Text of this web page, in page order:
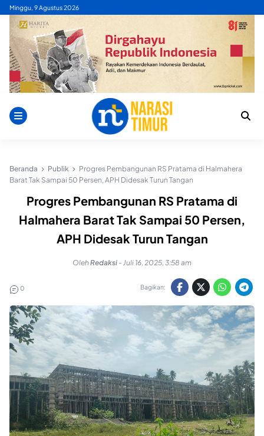
Skip
content
Minggu, 9 Agustus 2026
Beranda Publik
Progres Pembangunan RS Pratama di Halmahera
Barat Tak Sampai 50 Persen, APH Didesak Turun Tangan
Progres Pembangunan RS Pratama di
Halmahera Barat Tak Sampai 50 Persen,
APH Didesak Turun Tangan
OlehRedaksi - Juli 16, 2025, 3:58 am
0 Bagikan: